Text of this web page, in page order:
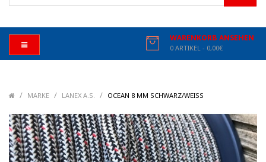
WARENKORB ANSEHEN
0 ARTIKEL - 0,00€
/ MARKE / LANEX A.S. / OCEAN 8 MM SCHWARZ/WEISS